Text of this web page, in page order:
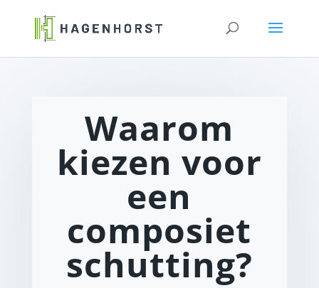
Waarom
kiezen voor
een
composiet
schutting?